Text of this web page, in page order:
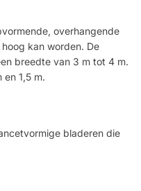
overhangende
kan worden. De
breedte van 3 m tot 4 m.
en 1,5 m.
bladeren die